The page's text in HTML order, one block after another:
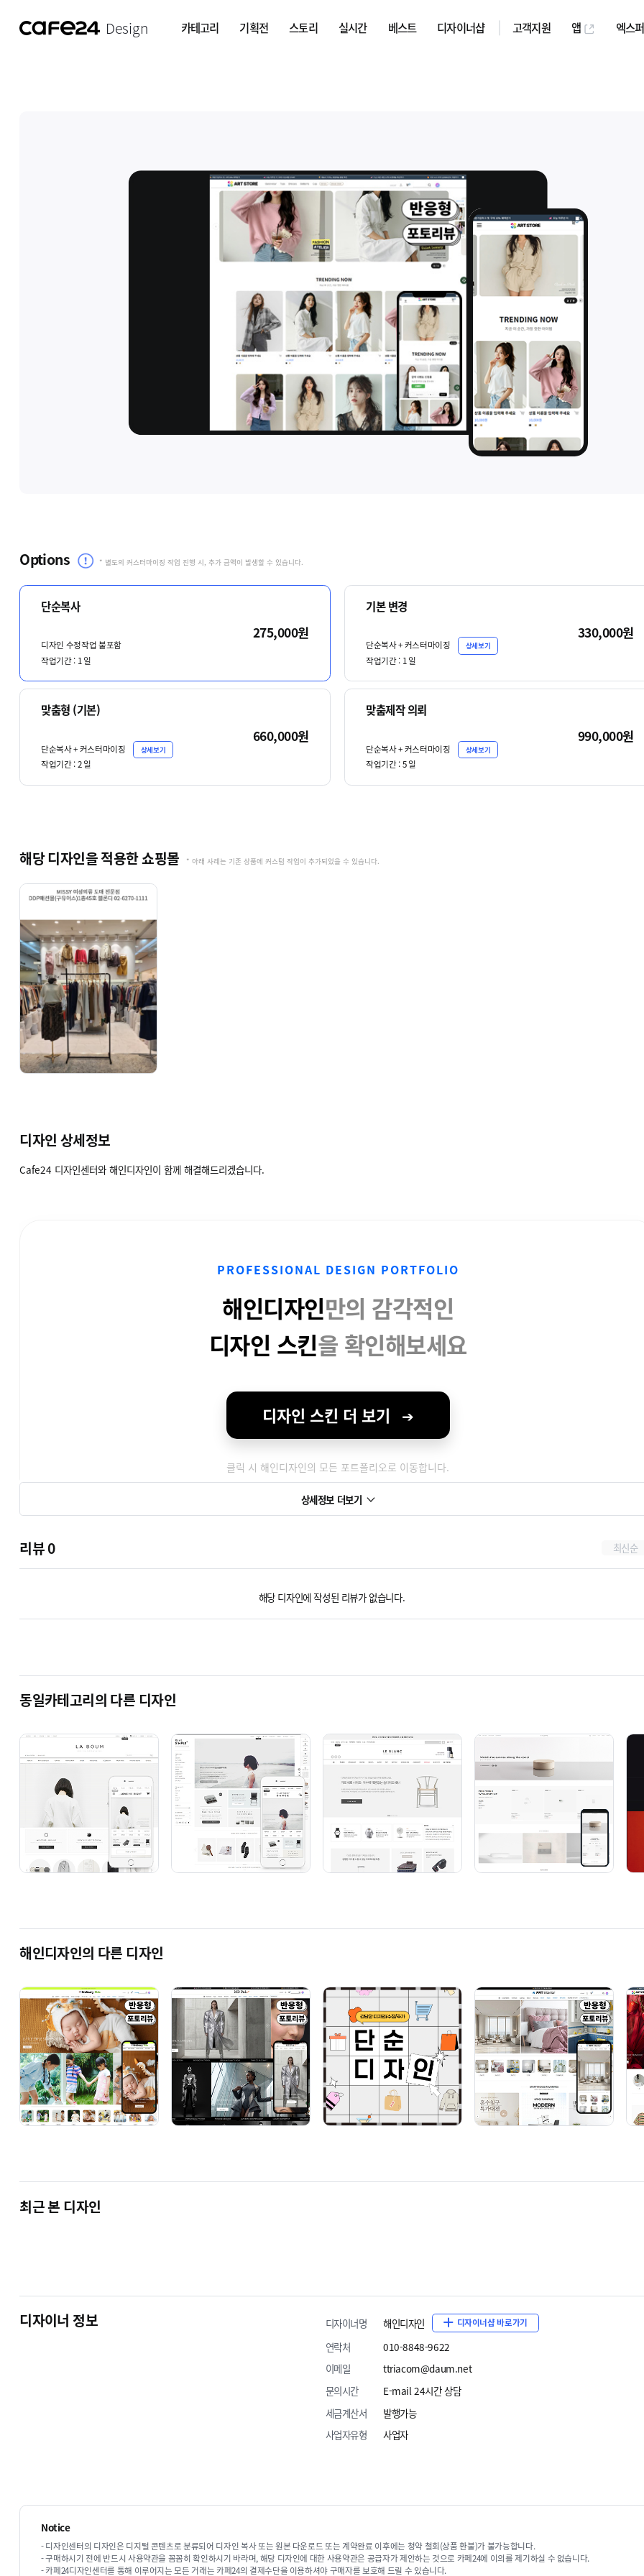
Design 카테고리 기획전 스토리 실시간 베스트 디자이너샵 고객지원 앱 엑스
Options * 별도의 커스터마이징 작업 진행 시, 추가 금액이 발생할 수 있습니다.
단순복사
디자인 수정작업 불포함
작업기간 : 1일
275,000원
기본 변경
단순복사 + 커스터마이징 상세보기
작업기간 : 1일
330,000원
맞춤형 (기본)
단순복사 + 커스터마이징 상세보기
작업기간 :2일
660,000원
맞춤제작 의뢰
단순복사 + 커스터마이징 상세보기
작업기간 :5일
990,000원
해당 디자인을 적용한 쇼핑몰 * 아래 사례는 기존 상품에 커스텀 작업이 추가되었을 수 있습니다.
디자인 상세정보
Cafe24 디자인센터와 해인디자인이 함께 해결해드리겠습니다.
PROFESSIONAL DESIGN PORTFOLIO
해인디자인만의 감각적인
디자인 스킨을 확인해보세요
디자인 스킨 더 보기 ➔
클릭 시 해인디자인의 모든 포트폴리오로 이동합니다.
상세정보 더보기
리뷰0 최신순
해당 디자인에 작성된 리뷰가 없습니다.
동일카테고리의 다른 디자인
해인디자인의 다른 디자인
최근 본 디자인
디자이너 정보 디자이너명 해인디자인 디자이너샵 바로가기
연락처
010-8848-9622
이메일
ttriacom@daum.net
문의시간
E-mail 24시간 상담
세금계산서
발행가능
사업자유형
사업자
Notice
- 디자인센터의 디자인은 디지털 콘텐츠로 분류되어 디자인 복사 또는 원본 다운로드 또는 계약완료 이후에는 청약 철회(상품 환불)가 불가능합니다.
- 구매하시기 전에 반드시 사용약관을 꼼꼼히 확인하시기 바라며, 해당 디자인에 대한 사용약관은 공급자가 제안하는 것으로 카페24에 이의를 제기하실 수 없습니다.
- 카페24디자인센터를 통해 이루어지는 모든 거래는 카페24의 결제수단을 이용하셔야 구매자를 보호해 드릴 수 있습니다.